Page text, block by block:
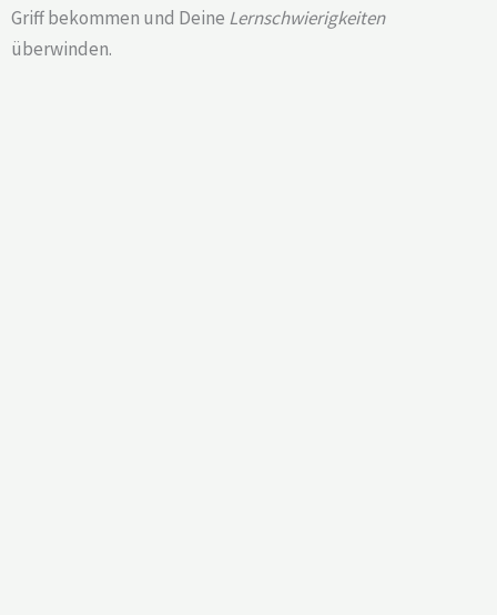
Griff bekommen und Deine Lernschwierigkeiten
überwinden.